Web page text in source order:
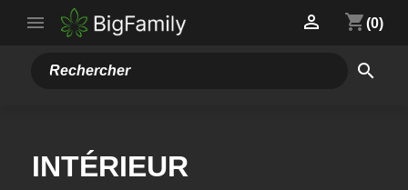
 shopping_cart(0)

search
Accueil
INTÉRIEUR